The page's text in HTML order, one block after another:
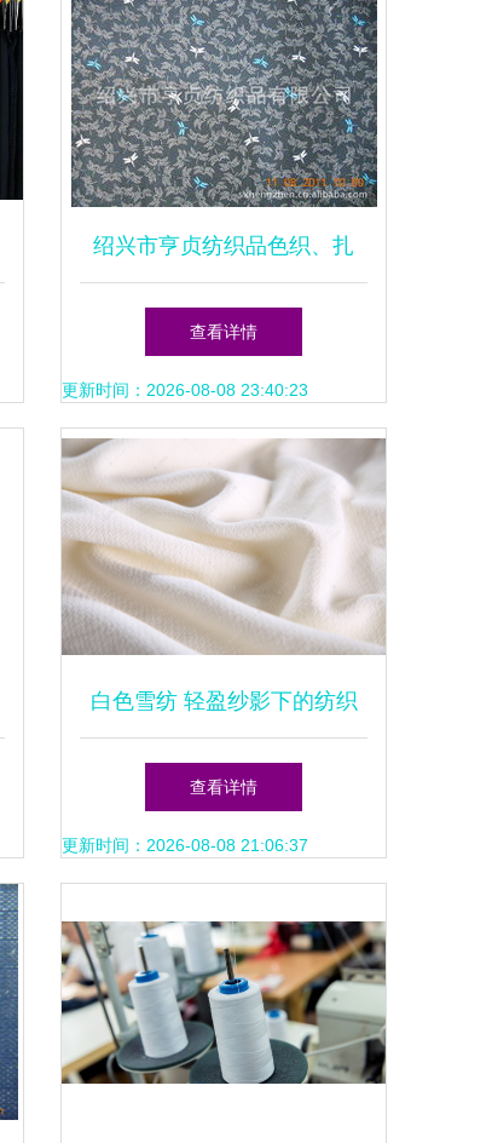
绍兴市亨贞纺织品色织、扎
染、印花布产品清单
查看详情
更新时间：2026-08-08 23:40:23
白色雪纺 轻盈纱影下的纺织
品美学
查看详情
更新时间：2026-08-08 21:06:37